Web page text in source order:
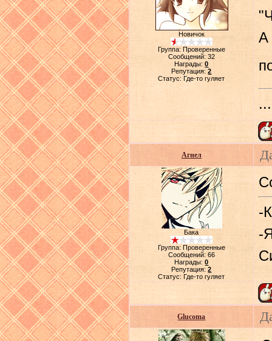
Новичок
Группа: Проверенные
Сообщений: 32
Награды:0
Репутация:2
Статус:Где-то гуляет
А
Агнел
Бака
Группа: Проверенные
Сообщений: 66
Награды:0
Репутация:2
Статус:Где-то гуляет
-
-
Glucoma